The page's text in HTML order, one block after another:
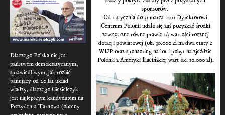
Dlaczego Polska nie jest
państwem demokratycznym,
sprawiedliwym, jak rozbić
panujący od 20 lat układ
władzy, dlaczego Ciesielczyk
jest najlepszym kandydatem na
Prezydenta Tarnowa (obecny
sponsorów.
Od 1 stycznia do 31 marca 2011 Dyrektorowi
Centrum Polonii udało się zaś pozyskać środki
zewnętrzne równe prawie 1/3 wartości rocznej
dotacji powiatowej (ok. 30.000 zł na dwa etaty z
WUP oraz sponsoring na lot i pobyt na zjeździe
Polonii z Ameryki Łacińskiej wart ok. 10.000 zł).